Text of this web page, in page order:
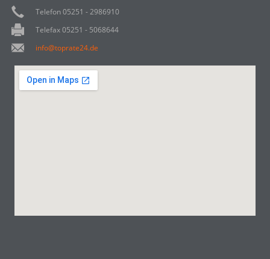
Telefon 05251 - 2986910
Telefax 05251 - 5068644
info@toprate24.de